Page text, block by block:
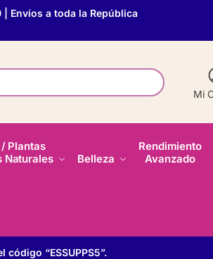
Envíos a toda la República
Mi
Plantas
Naturales
Belleza
Rendimiento
Avanzado
“ESSUPPS5”.